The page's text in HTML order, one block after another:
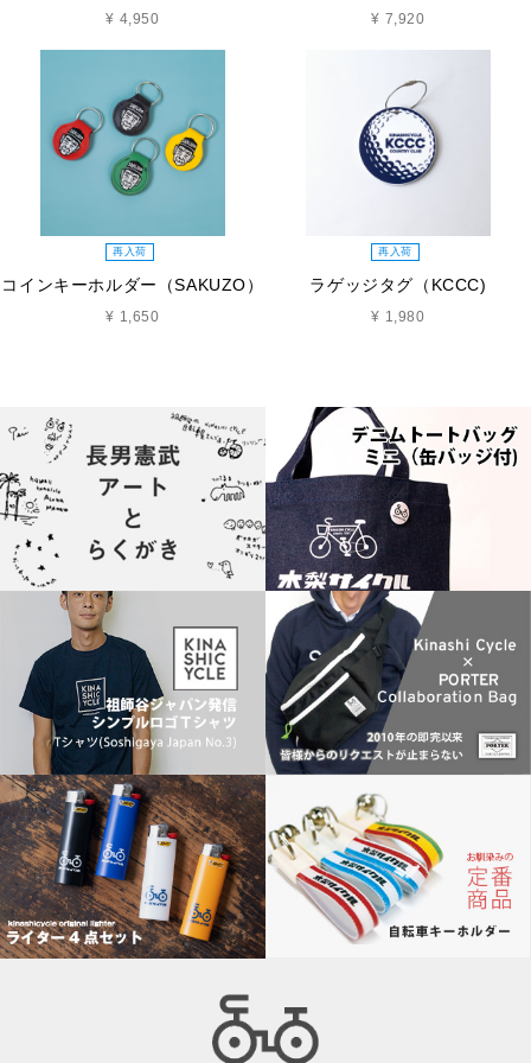
¥ 4,950 ¥ 7,920
再入荷
コインキーホルダー（SAKUZO）
¥ 1,650
再入荷
ラゲッジタグ（KCCC)
¥ 1,980